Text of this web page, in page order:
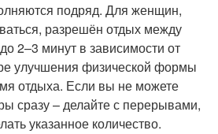
подряд. Для женщин,
разрешён отдых между
2–3 минут в зависимости от
улучшения физической формы
отдыха. Если вы не можете
сразу – делайте с перерывами,
указанное количество.